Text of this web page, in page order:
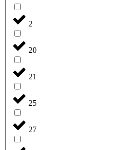
2
20
21
25
27